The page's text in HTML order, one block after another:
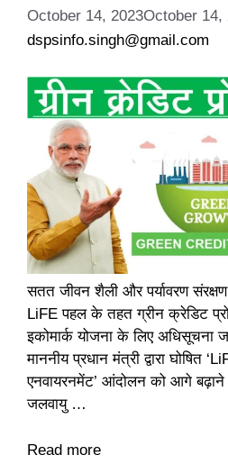
October 14, 2023October 14,
dspsinfo.singh@gmail.com
सतत जीवन शैली और पर्यावरण
LiFE पहल के तहत ग्रीन क्रेडिट
इकोमार्क योजना के लिए अधिसूचना
माननीय प्रधान मंत्री द्वारा घोषित
एनवायरनमेंट’ आंदोलन को आगे बढ़ाने
जलवायु …
Read more